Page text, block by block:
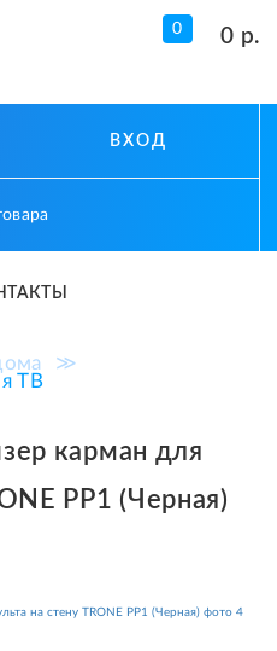
0 0 р.
ВХОД
≫
ТВ
карман для
PP1 (Черная)